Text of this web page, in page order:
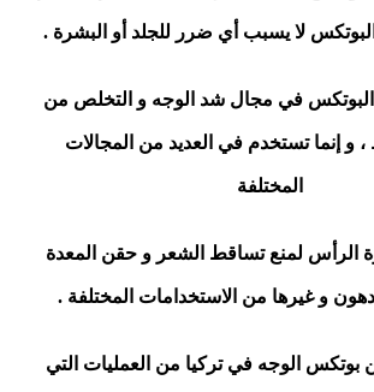
لا يسبب أي ضرر للجلد أو البشرة .
البوتكس في مجال شد الوجه و التخلص من
، و إنما تستخدم في العديد من المجالات
المختلفة
الرأس لمنع تساقط الشعر و حقن المعدة
و غيرها من الاستخدامات المختلفة .
بوتكس الوجه في تركيا من العمليات التي